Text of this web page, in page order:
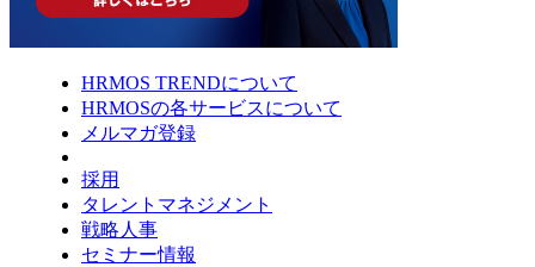
HRMOS TRENDについて
HRMOSの各サービスについて
メルマガ登録
採用
タレントマネジメント
戦略人事
セミナー情報